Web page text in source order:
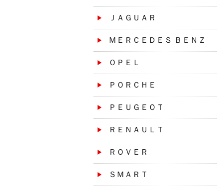
ＪＡＧＵＡＲ
ＭＥＲＣＥＤＥＳ ＢＥＮＺ
ＯＰＥＬ
ＰＯＲＣＨＥ
ＰＥＵＧＥＯＴ
ＲＥＮＡＵＬＴ
ＲＯＶＥＲ
ＳＭＡＲＴ